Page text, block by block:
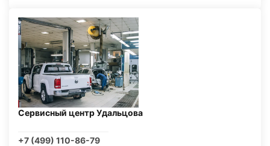
Сервисный центр Удальцова
+7 (499) 110-86-79